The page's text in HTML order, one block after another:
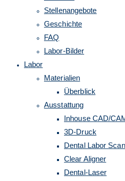
umschalten
Stellenangebote
Geschichte
FAQ
Labor-Bilder
Labor
Materialien
Überblick
Ausstattung
Inhouse CAD/
3D-Druck
Dental Labor
Clear Aligner
Dental-Laser